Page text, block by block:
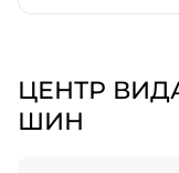
ЦЕНТР
ШИН